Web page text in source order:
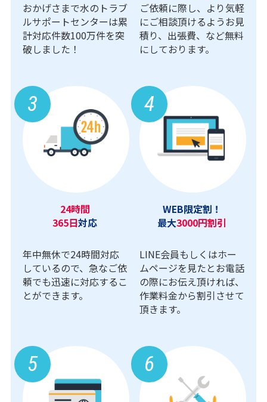
おかげさまで水のトラブ
ルサポートセンターは累
計対応件数100万件を突
破しました！
ご依頼に際し、より気軽
にご相談頂けるようお見
積り、出張費、など無料
にしております。
3
24時間
365日対応
年中無休で24時間対応
しているので、急なご依
頼でも迅速に対応するこ
とができます。
4
WEB限定割！
最大3000円割引
LINE会員もしくはホー
ムページを見たとお電話
の際にお伝え頂ければ、
作業料金から割引させて
頂きます。
5 6